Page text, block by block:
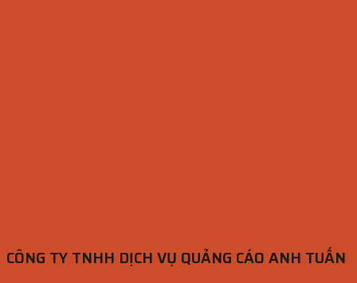
CÔNG TY TNHH DỊCH VỤ QUẢNG CÁO ANH TUẤN